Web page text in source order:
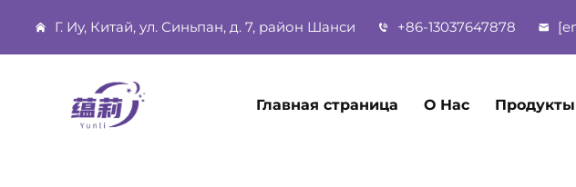
Г. Иу, Китай, ул. Синьпан, д. 7, район Шанси +86-13037647878
Главная страница О Нас Продукты